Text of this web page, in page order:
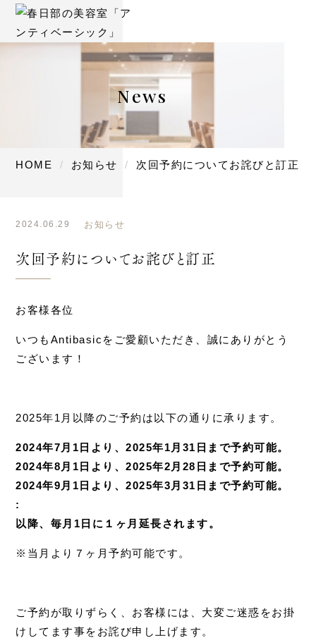
News
HOME お知らせ 次回予約についてお詫びと訂正
2024.06.29 お知らせ
次回予約についてお詫びと訂正
お客様各位
いつも Antibasic をご愛顧いただき、誠にありがとう
ございます！
2025年1月以降のご予約は以下の通りに承ります。
2024年7月1日より、2025年1月31日まで予約可能。
2024年8月1日より、2025年2月28日まで予約可能。
2024年9月1日より、2025年3月31日まで予約可能。
:
以降、毎月1日に１ヶ月延長されます。
※当月より７ヶ月予約可能です。
ご予約が取りずらく、お客様には、大変ご迷惑をお掛
けしてます事をお詫び申し上げます。